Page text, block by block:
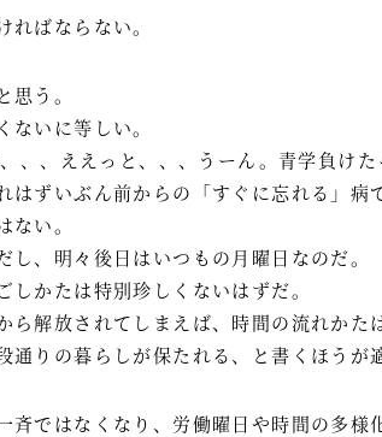
ばならない。
う。
いに等しい。
、、ええっと、、、うーん。青学負けた
はずいぶん前からの「すぐに忘れる」病
い。
、明々後日はいつもの月曜日なのだ。
かたは特別珍しくないはずだ。
ら解放されてしまえば、時間の流れかた
りの暮らしが保たれる、と書くほうが
ではなくなり、労働曜日や時間の多様